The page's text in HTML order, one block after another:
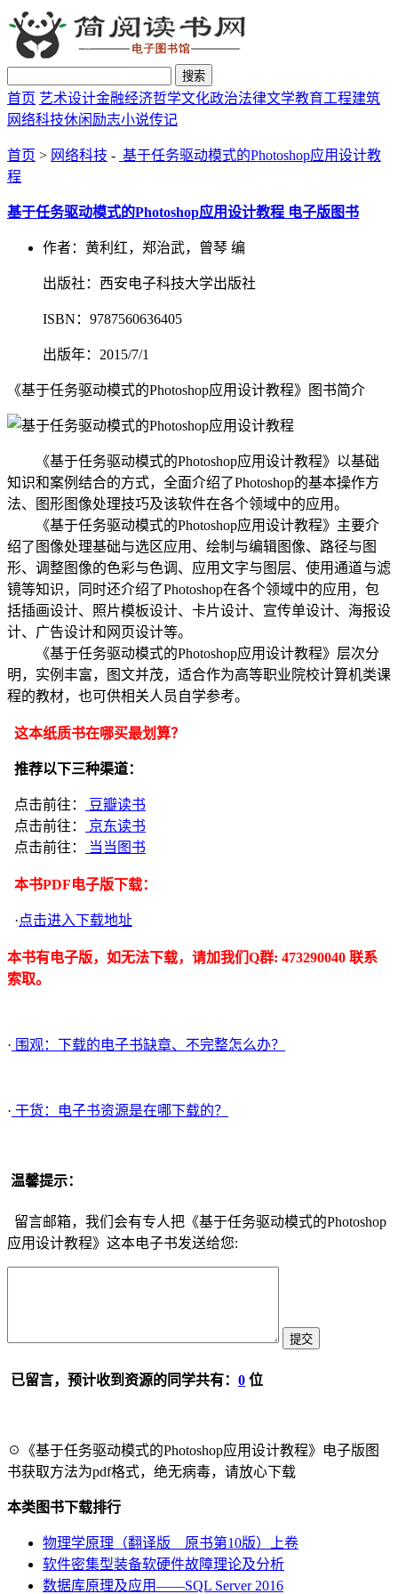
搜索
首页 艺术设计金融经济哲学文化政治法律文学教育工程建筑
网络科技休闲励志小说传记
首页 > 网络科技 - 基于任务驱动模式的Photoshop应用设计教
程
基于任务驱动模式的Photoshop应用设计教程 电子版图书
作者：黄利红，郑治武，曾琴 编
出版社：西安电子科技大学出版社
ISBN：9787560636405
出版年：2015/7/1
《基于任务驱动模式的Photoshop应用设计教程》图书简介
《基于任务驱动模式的Photoshop应用设计教程》以基础
知识和案例结合的方式，全面介绍了Photoshop的基本操作方
法、图形图像处理技巧及该软件在各个领域中的应用。
《基于任务驱动模式的Photoshop应用设计教程》主要介
绍了图像处理基础与选区应用、绘制与编辑图像、路径与图
形、调整图像的色彩与色调、应用文字与图层、使用通道与滤
镜等知识，同时还介绍了Photoshop在各个领域中的应用，包
括插画设计、照片模板设计、卡片设计、宣传单设计、海报设
计、广告设计和网页设计等。
《基于任务驱动模式的Photoshop应用设计教程》层次分
明，实例丰富，图文并茂，适合作为高等职业院校计算机类课
程的教材，也可供相关人员自学参考。
这本纸质书在哪买最划算？
推荐以下三种渠道：
点击前往：
豆瓣读书
点击前往：
京东读书
点击前往：
当当图书
本书PDF电子版下载：
·点击进入下载地址
本书有电子版，如无法下载，请加我们Q群: 473290040 联系
索取。
· 围观：下载的电子书缺章、不完整怎么办？
· 干货：电子书资源是在哪下载的？
温馨提示：
留言邮箱，我们会有专人把《基于任务驱动模式的Photoshop
应用设计教程》这本电子书发送给您:
已留言，预计收到资源的同学共有： 0 位
☉《基于任务驱动模式的Photoshop应用设计教程》电子版图
书获取方法为pdf格式，绝无病毒，请放心下载
本类图书下载排行
物理学原理（翻译版 原书第10版）上卷
软件密集型装备软硬件故障理论及分析
数据库原理及应用――SQL Server 2016